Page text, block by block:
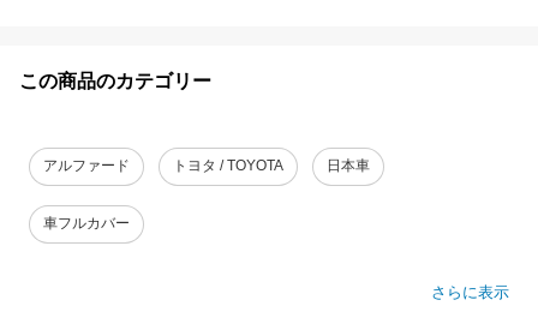
この商品のカテゴリー
アルファード トヨタ / TOYOTA 日本車
車フルカバー
さらに表示